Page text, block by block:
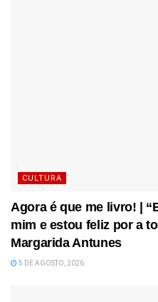
CULTURA
Agora é que me livro! |
mim e estou feliz por a
Margarida Antunes
5 DE AGOSTO, 2026